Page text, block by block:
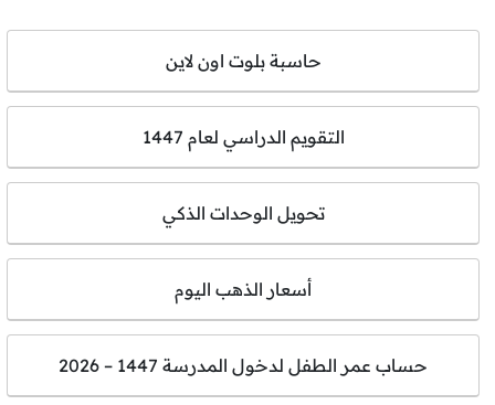
حاسبة بلوت اون لاين
التقويم الدراسي لعام 1447
تحويل الوحدات الذكي
أسعار الذهب اليوم
حساب عمر الطفل لدخول المدرسة 1447 – 2026